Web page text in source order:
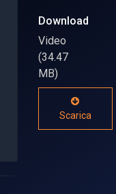
Download
Video
(34.47
MB)
Scarica